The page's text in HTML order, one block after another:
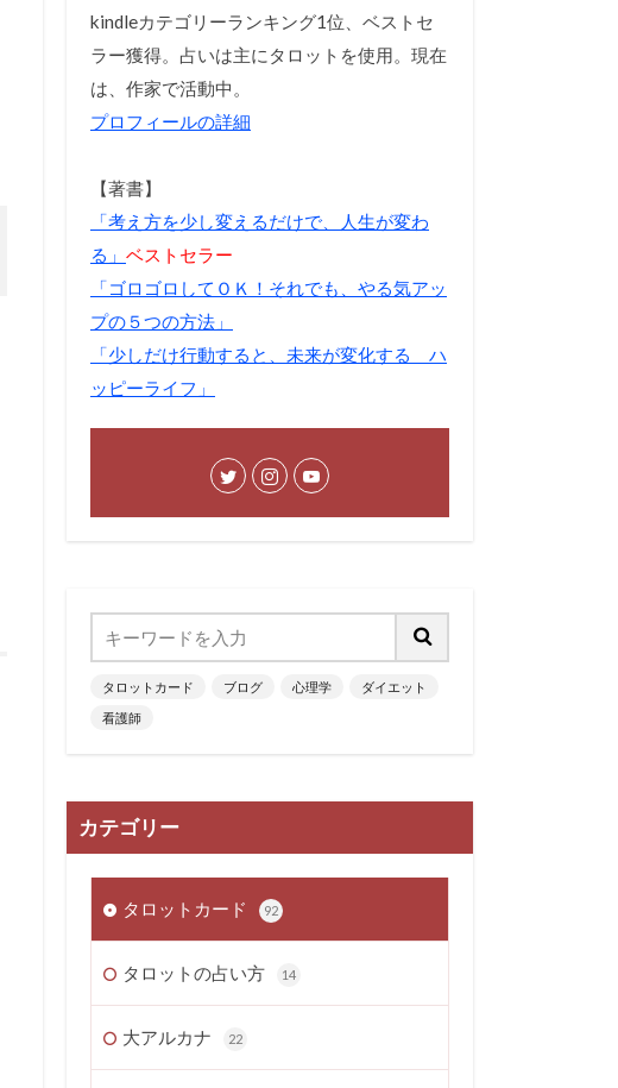
kindleカテゴリーランキング1位、ベストセ
ラー獲得。占いは主にタロットを使用。現在
は、作家で活動中。
プロフィールの詳細
【著書】
「考え方を少し変えるだけで、人生が変わ
る」 ベストセラー
「ゴロゴロしてＯＫ！それでも、やる気アッ
プの５つの方法」
「少しだけ行動すると、未来が変化する ハ
ッピーライフ」
タロットカード ブログ 心理学
ダイエット
看護師
カテゴリー
タロットカード 92
タロットの占い方 14
大アルカナ 22